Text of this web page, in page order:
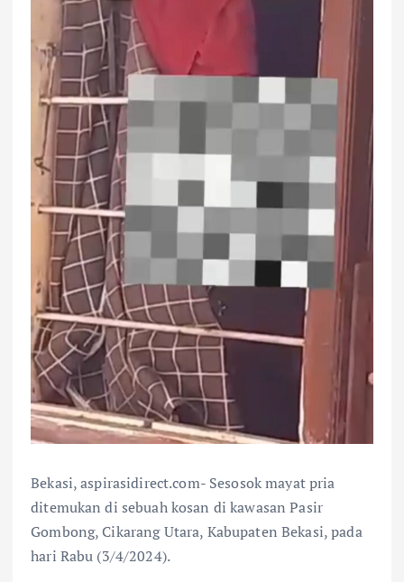
Bekasi, aspirasidirect.com- Sesosok mayat pria
ditemukan di sebuah kosan di kawasan Pasir
Gombong, Cikarang Utara, Kabupaten Bekasi, pada
hari Rabu (3/4/2024).